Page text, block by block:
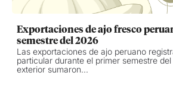
Exportaciones de ajo fresco
semestre del 2026
Las exportaciones de ajo peruano
particular durante el primer semestre
exterior sumaron...